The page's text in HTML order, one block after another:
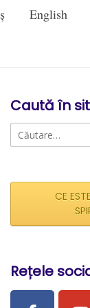
English
Caută în
Caută
după:
CE
Rețele